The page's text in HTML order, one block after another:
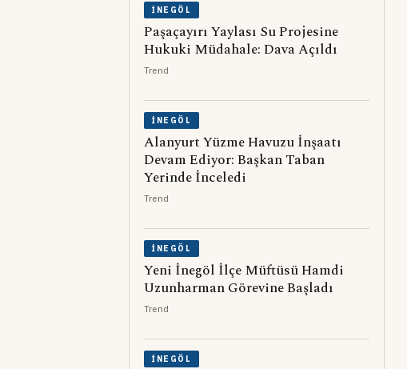
İNEGÖL
Paşaçayırı Yaylası Su Projesine
Hukuki Müdahale: Dava Açıldı
Trend
İNEGÖL
Alanyurt Yüzme Havuzu İnşaatı
Devam Ediyor: Başkan Taban
Yerinde İnceledi
Trend
İNEGÖL
Yeni İnegöl İlçe Müftüsü Hamdi
Uzunharman Görevine Başladı
Trend
İNEGÖL